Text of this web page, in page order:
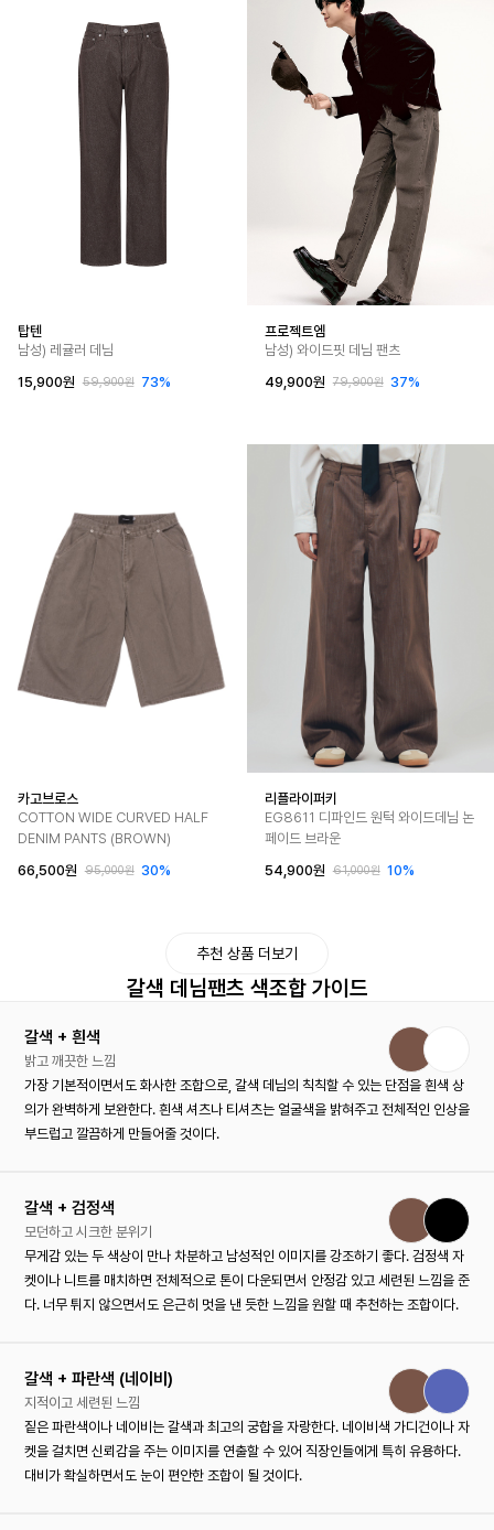
탑텐
남성) 레귤러 데님
15,900원
59,900원 73%
프로젝트엠
남성) 와이드핏 데님 팬츠
49,900원
79,900원 37%
카고브로스
COTTON WIDE CURVED HALF
DENIM PANTS (BROWN)
66,500원
95,000원 30%
리플라이퍼키
EG8611 디파인드 원턱 와이드데님 논
페이드 브라운
54,900원
61,000원 10%
추천 상품 더보기
갈색 데님팬츠 색조합 가이드
갈색 + 흰색
밝고 깨끗한 느낌
가장 기본적이면서도 화사한 조합으로, 갈색 데님의 칙칙할 수 있는 단점을 흰색 상
의가 완벽하게 보완한다. 흰색 셔츠나 티셔츠는 얼굴색을 밝혀주고 전체적인 인상을
부드럽고 깔끔하게 만들어줄 것이다.
갈색 + 검정색
모던하고 시크한 분위기
무게감 있는 두 색상이 만나 차분하고 남성적인 이미지를 강조하기 좋다. 검정색 자
켓이나 니트를 매치하면 전체적으로 톤이 다운되면서 안정감 있고 세련된 느낌을 준
다. 너무 튀지 않으면서도 은근히 멋을 낸 듯한 느낌을 원할 때 추천하는 조합이다.
갈색 + 파란색 (네이비)
지적이고 세련된 느낌
짙은 파란색이나 네이비는 갈색과 최고의 궁합을 자랑한다. 네이비색 가디건이나 자
켓을 걸치면 신뢰감을 주는 이미지를 연출할 수 있어 직장인들에게 특히 유용하다.
대비가 확실하면서도 눈이 편안한 조합이 될 것이다.